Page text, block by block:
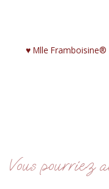
♥︎ Mlle Framboisine®
Vous pourriez